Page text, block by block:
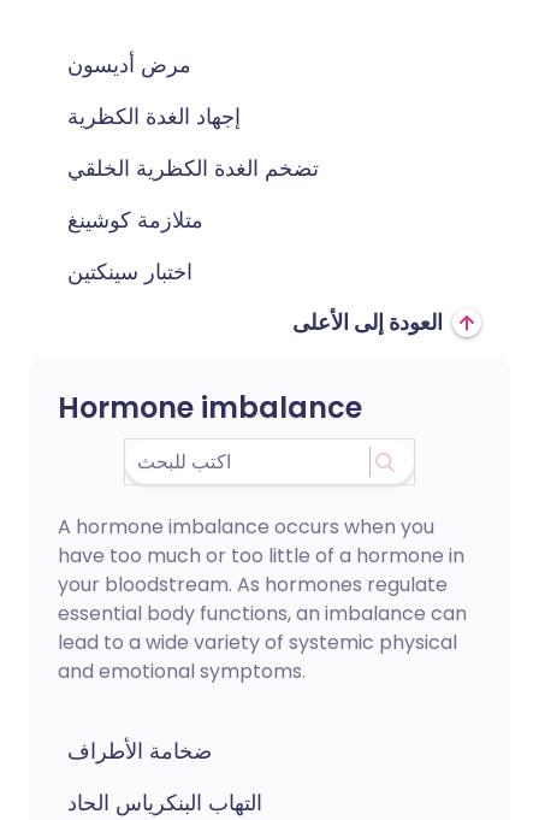
مرض أديسون
إجهاد الغدة الكظرية
تضخم الغدة الكظرية الخلقي
متلازمة كوشينغ
اختبار سينكتين
العودة إلى الأعلى
Hormone imbalance
A hormone imbalance occurs when you
have too much or too little of a hormone in
your bloodstream. As hormones regulate
essential body functions, an imbalance can
lead to a wide variety of systemic physical
and emotional symptoms.
ضخامة الأطراف
التهاب البنكرياس الحاد